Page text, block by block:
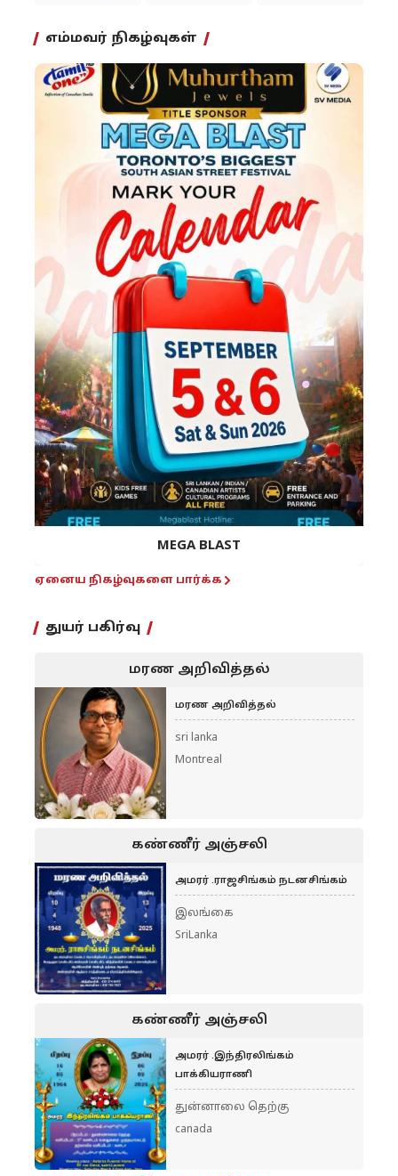
எம்மவர் நிகழ்வுகள்
MEGA BLAST
ஏனைய நிகழ்வுகளை பார்க்க
துயர் பகிர்வு
மரண அறிவித்தல்
மரண அறிவித்தல்
sri lanka
Montreal
கண்ணீர் அஞ்சலி
அமரர் .ராஜசிங்கம் நடனசிங்கம்
இலங்கை
SriLanka
கண்ணீர் அஞ்சலி
அமரர் .இந்திரலிங்கம்
பாக்கியராணி
துன்னாலை தெற்கு
canada